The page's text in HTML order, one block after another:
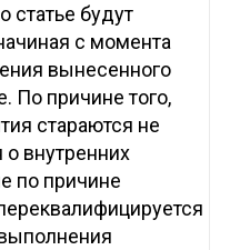
статье будут
с момента
вынесенного
По причине того,
стараются не
о внутренних
по причине